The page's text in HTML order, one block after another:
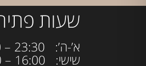
שעות
א’-ה’: 23:30 – 07:30
שישי: 16:00 – 07:30